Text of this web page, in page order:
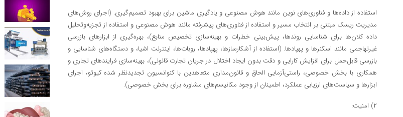
استفاده از داده‌ها و فناوری‌های نوین مانند هوش مصنوعی و یادگیری ماشین برای بهبود تصمیم‌گیری. (اجرای روش‌های
مدیریت ریسک مبتنی بر انتخاب مسیر و استفاده از فناوری‌های پیشرفته مانند هوش مصنوعی و استفاده از تجزیه‌وتحلیل
داده کلان‌ها برای شناسایی روندها، پیش‌بینی خطرات و بهینه‌سازی تخصیص منابع)، بهره‌گیری از ابزارهای بازرسی
غیرتهاجمی مانند اسکنرها و پهپادها. (استفاده از آشکارسازها، پهپادها، روبات‌ها، اینترنت اشیا، و دستگاه‌های شناسایی و
بازرسی قابل‌حمل برای افزایش کارایی و دقت بدون ایجاد اختلال در جریان تجارت قانونی)، بهینه‌سازی فرایندهای تجاری و
همکاری با بخش خصوصی، راستی‌آزمایی الحاق و قانون‌مداری متعاهدین با کنوانسیون تجدیدنظر شده کیوتو، اجرای
ابزارها و سیاست‌های ارزیابی عملکرد، اطمینان از وجود مکانیسم‌های مشاوره برای بخش خصوصی).
۲) امنیت: